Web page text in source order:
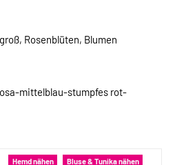
Rosenblüten, Blumen
mittelblau-stumpfes rot-
Hemd nähen Bluse & Tunika nähen